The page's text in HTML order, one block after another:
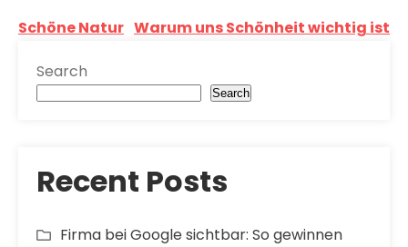
Post
navigation
Schöne Natur Warum uns Schönheit wichtig ist
Search
Search
Recent Posts
Firma bei Google sichtbar: So gewinnen